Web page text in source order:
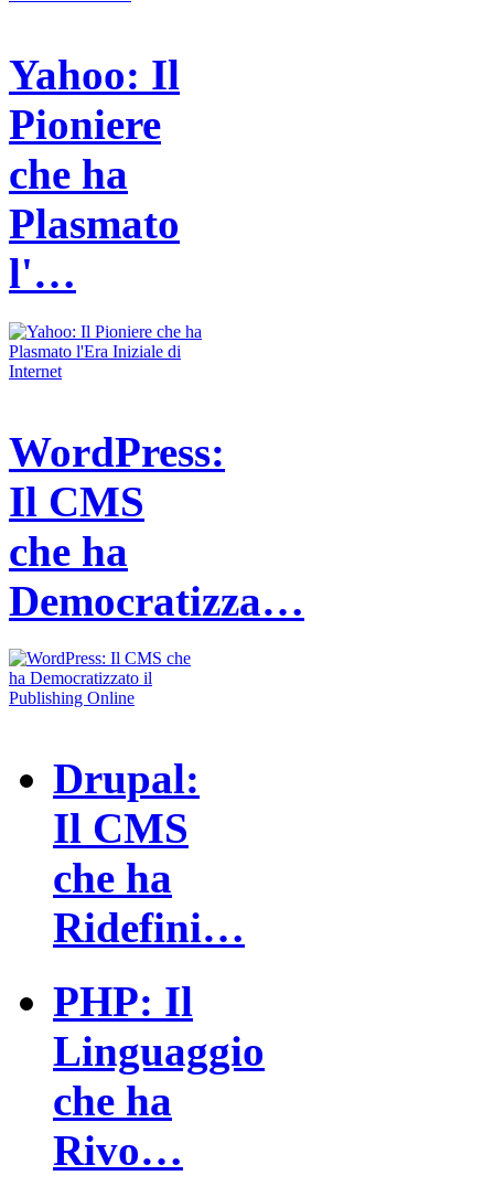
Yahoo: Il
Pioniere
che ha
Plasmato
l'…
WordPress:
Il CMS
che ha
Democratizza…
Drupal:
Il CMS
che ha
Ridefini…
PHP: Il
Linguaggio
che ha
Rivo…